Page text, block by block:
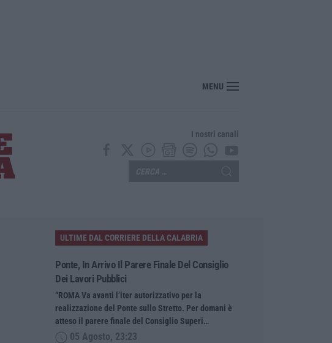
MENU
I nostri canali
ULTIME DAL CORRIERE DELLA CALABRIA
Ponte, In Arrivo Il Parere Finale Del Consiglio
Dei Lavori Pubblici
“ROMA Va avanti l’iter autorizzativo per la
realizzazione del Ponte sullo Stretto. Per domani è
atteso il parere finale del Consiglio Superi…
05 Agosto, 23:23